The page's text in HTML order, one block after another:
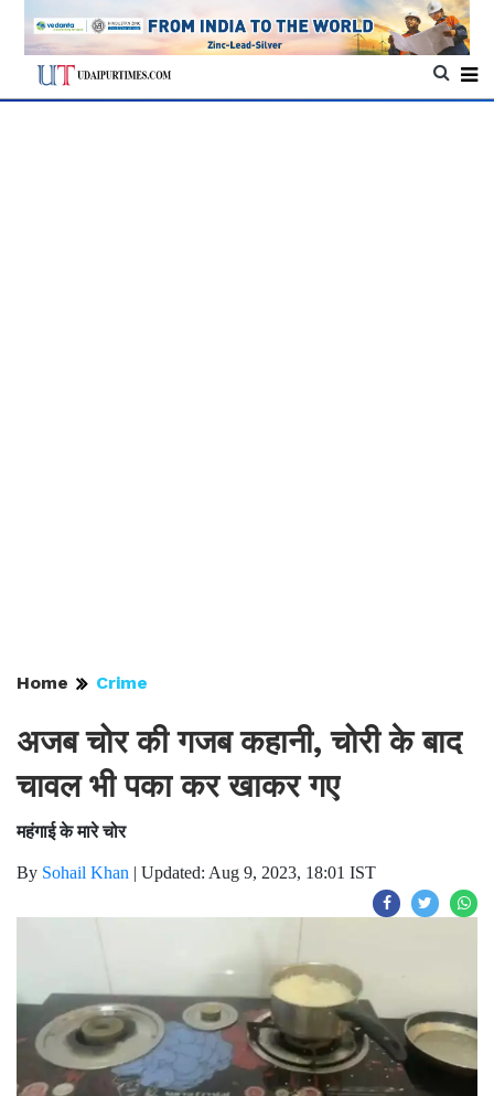
Home Crime
अजब चोर की गजब कहानी, चोरी के बाद
चावल भी पका कर खाकर गए
महंगाई के मारे चोर
By Sohail Khan | Updated: Aug 9, 2023, 18:01 IST